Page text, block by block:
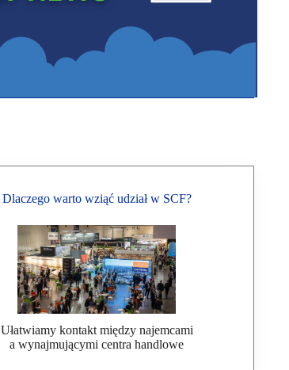
Dlaczego warto wziąć udział w SCF?
Ułatwiamy kontakt między najemcami
a wynajmującymi centra handlowe